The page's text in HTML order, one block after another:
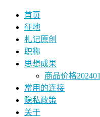
首页
征地
札记原创
职称
思想成果
商品价格
常用的连接
隐私政策
关于